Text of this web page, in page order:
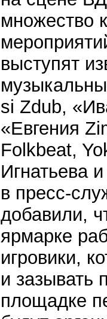
множество
выступят
si Zdub,
«Евгения
Folkbeat,
Игнатьева
в пресс-
добавили,
ярмарке
игровики,
и зазывать
площадке